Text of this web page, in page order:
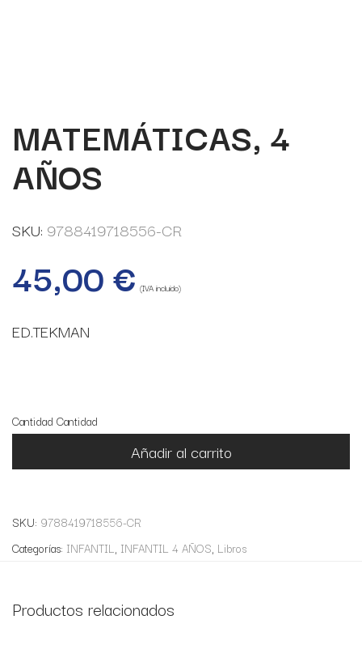
MATEMÁTICAS, 4
AÑOS
SKU: 9788419718556-CR
45,00€ (IVA incluido)
ED.TEKMAN
Cantidad Cantidad
Añadir al carrito
SKU: 9788419718556-CR
Categorías: INFANTIL, INFANTIL 4 AÑOS, Libros
Productos relacionados